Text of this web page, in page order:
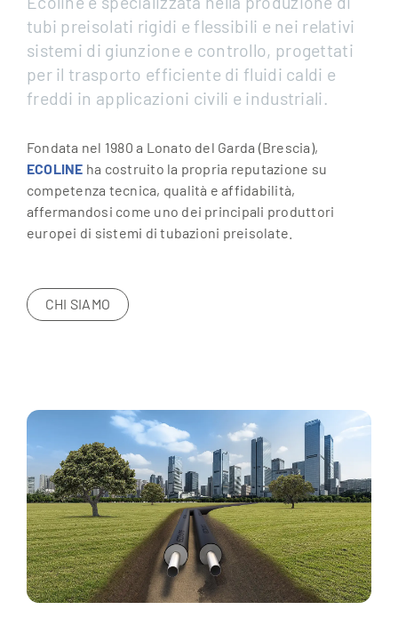
tubi preisolati rigidi e flessibili e nei relativi
sistemi di giunzione e controllo, progettati
per il trasporto efficiente di fluidi caldi e
freddi in applicazioni civili e industriali.
Fondata nel 1980 a Lonato del Garda (Brescia),
ECOLINE ha costruito la propria reputazione su
competenza tecnica, qualità e affidabilità,
affermandosi come uno dei principali produttori
europei di sistemi di tubazioni preisolate.
CHI SIAMO